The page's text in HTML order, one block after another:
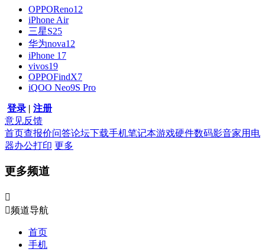
OPPOReno12
iPhone Air
三星S25
华为nova12
iPhone 17
vivos19
OPPOFindX7
iQOO Neo9S Pro
登录 | 注册
意见反馈
首页查报价问答论坛下载手机笔记本游戏硬件数码影音家用电
器办公打印 更多
更多频道

频道导航
首页
手机